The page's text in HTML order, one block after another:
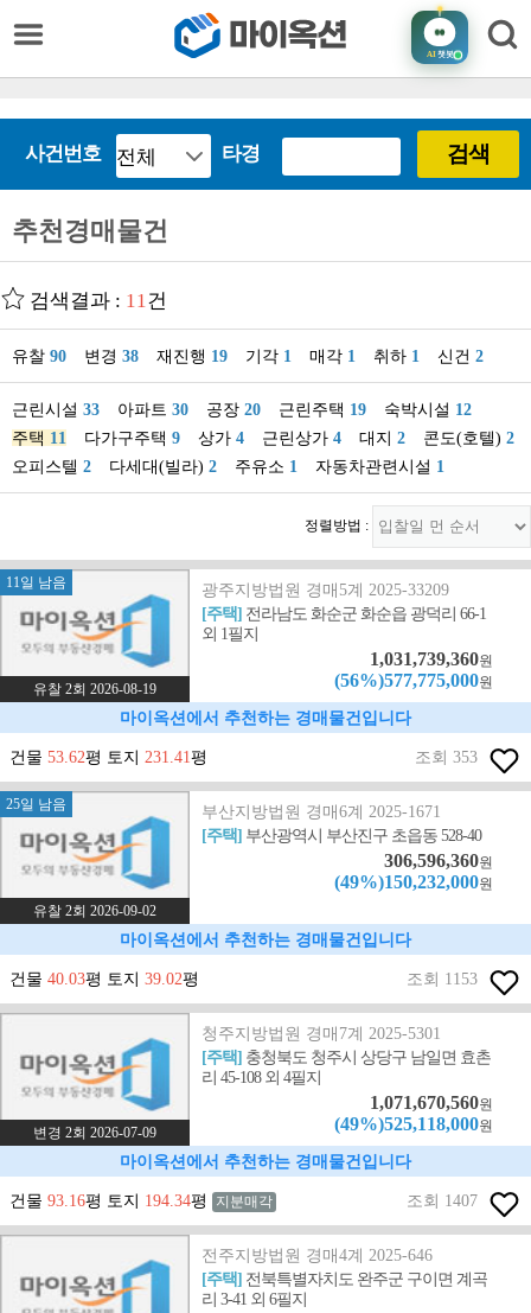
AI챗봇
사건번호 타경 검색
추천경매물건
검색결과 : 11건
유찰 90 변경 38 재진행 19 기각 1 매각 1 취하 1 신건 2
근린시설 33 아파트 30 공장 20 근린주택 19 숙박시설 12
주택 11 다가구주택 9 상가 4 근린상가 4 대지 2 콘도(호텔) 2
오피스텔 2 다세대(빌라) 2 주유소 1 자동차관련시설 1
정렬방법 :
11일 남음
유찰 2회 2026-08-19
광주지방법원 경매5계 2025-33209
[주택] 전라남도 화순군 화순읍 광덕리 66-1
외 1필지
1,031,739,360원
(56%)577,775,000원
마이옥션에서 추천하는 경매물건입니다
건물 53.62평 토지 231.41평 조회 353
25일 남음
유찰 2회 2026-09-02
부산지방법원 경매6계 2025-1671
[주택] 부산광역시 부산진구 초읍동 528-40
306,596,360원
(49%)150,232,000원
마이옥션에서 추천하는 경매물건입니다
건물 40.03평 토지 39.02평 조회 1153
변경 2회 2026-07-09
청주지방법원 경매7계 2025-5301
[주택] 충청북도 청주시 상당구 남일면 효촌
리 45-108 외 4필지
1,071,670,560원
(49%)525,118,000원
마이옥션에서 추천하는 경매물건입니다
건물 93.16평 토지 194.34평 지분매각 조회 1407
전주지방법원 경매4계 2025-646
[주택] 전북특별자치도 완주군 구이면 계곡
리 3-41 외 6필지